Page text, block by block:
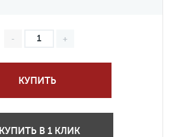
КУПИТЬ
КУПИТЬ В 1 КЛИК